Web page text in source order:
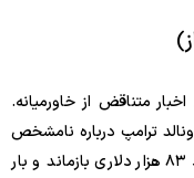
در پی اخبار متناقض از خاورمیانه.
ترامپ درباره نامشخص
بودن توافق میان آمریکا و ایران، از ثبت رکورد ۸۳ هزار دلاری بازماند و بار